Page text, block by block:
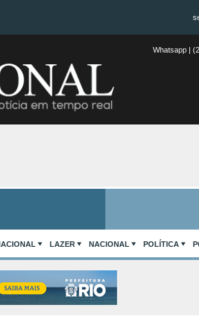
Whatsapp |
LAZER NACIONAL POLÍTICA